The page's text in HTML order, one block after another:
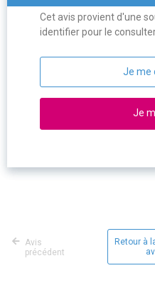
Cet avis provient d'une
identifier pour le
Je me
Je
Avis
précédent
Retour à